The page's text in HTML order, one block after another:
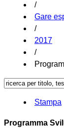
/
Gare
/
2017
/
Stampa
Programma